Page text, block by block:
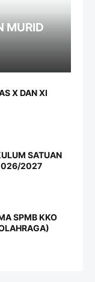
MURID
X DAN XI
SATUAN
2027
SPMB KKO